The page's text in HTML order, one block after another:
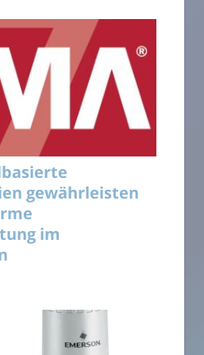
gewährleisten
im